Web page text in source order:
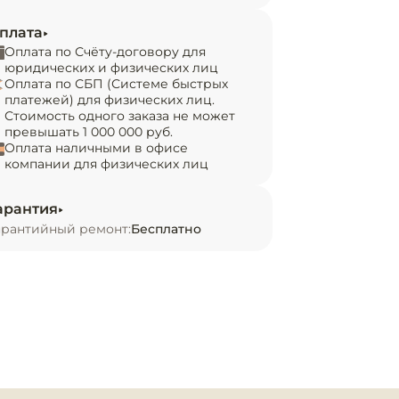
Оплата по Счёту-договору для
юридических и физических лиц
Оплата по СБП (Системе быстрых
платежей) для физических лиц.
Стоимость одного заказа не может
превышать 1 000 000 руб.
Оплата наличными в офисе
компании для физических лиц
ремонт:Бесплатно